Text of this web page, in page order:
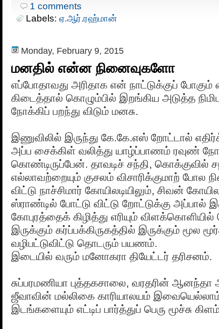
1 comments
Labels: ஏ.ஆர்.ரஹ்மான்
Monday, February 9, 2015
மனதில் என்ன நினைவுகளோ
எப்போதாவது அரிதாக என் நாட்டுக்குப் போகும்
கிடைத்தால் கொழும்பில் இறங்கிய அடுத்த
நோக்கிப் பறந்து விடும் மனசு.
இணுவிலில் இருந்து கே.கே.எஸ் றோட்டால்
அப்ப சைக்கிள் வலித்து யாழ்ப்பாணம் ரவுண்
கொண்டிருப்பேன். தாவடிச் சந்தி, கொக்குவில்
எல்லாவற்றையும் குசலம் விசாரிக்குமாற் போல
விட்டு நாச்சிமார் கோயிலடியிலும், சிவன்
ஸ்ராண்டில் போட்டு விட்டு றோட்டுக்கு அப்பால்
கோபுரத்தைக் கிழித்து எரியும்
இருக்கும் கர்ப்பக்கிருகத்தில் இருக்கும் மூல
வழிபட்டுவிட்டு தொடரும் பயணம்.
இடையில் வரும் மனோகரா தியேட்டர் தரிசனம்.
சுப்பரமணியா புத்தகசாலை, வரதரின்
ஜீவாவின் மல்லிகை காரியாலயம்
இடங்களையும் எட்டிப் பார்த்துப் பெரு மூச்சு